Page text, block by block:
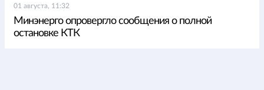
01 августа, 11:32
Минэнерго опровергло сообщения о полной
остановке КТК